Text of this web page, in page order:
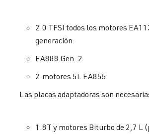
2.0 TFSI todos los motores
generación.
EA888 Gen. 2
2.motores 5L EA855
Las placas adaptadoras son
1.8T y motores Biturbo de 2,7 L